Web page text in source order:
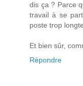
dis ça ? Parce
travail à se
poste trop
Et bien sûr,
Répondre